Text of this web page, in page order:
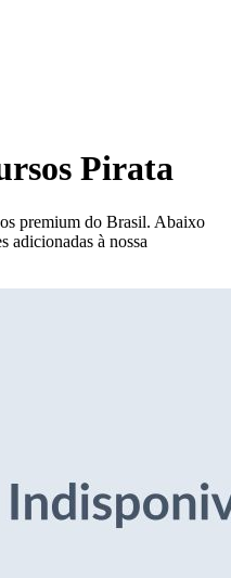
Pirata
premium do Brasil. Abaixo
adicionadas à nossa